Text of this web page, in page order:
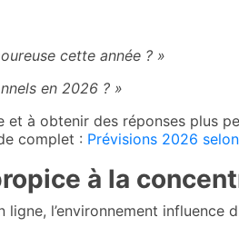
cette année ? »
en 2026 ? »
à obtenir des réponses plus
complet : Prévisions 2026
à la
l’environnement